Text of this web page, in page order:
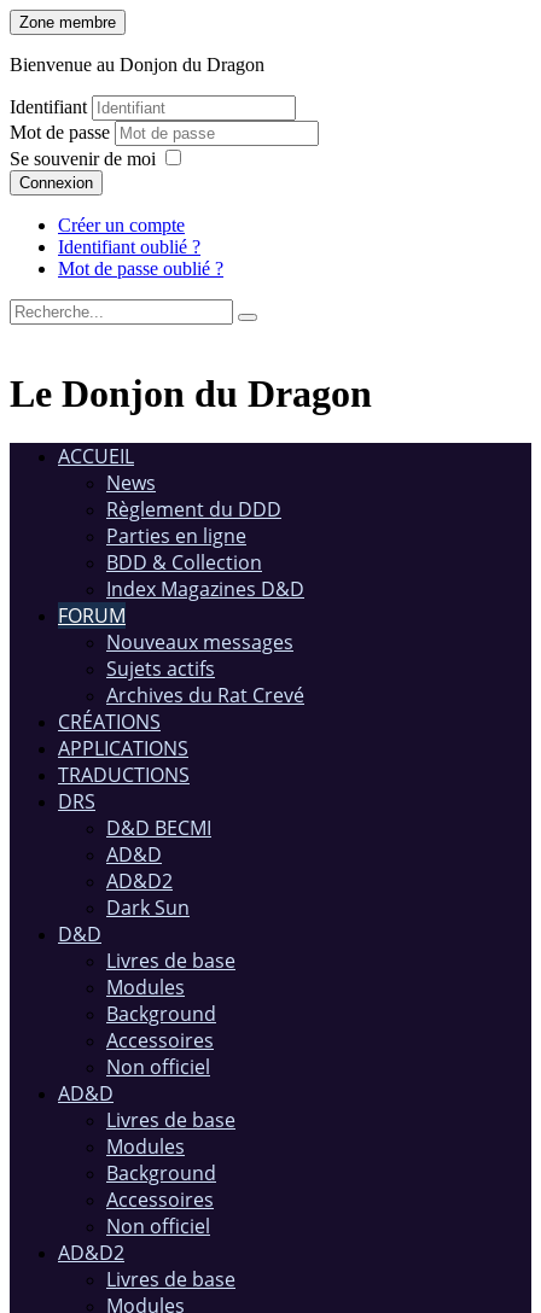
Zone membre
Bienvenue au Donjon du Dragon
Identifiant
Mot de passe
Se souvenir de moi
Connexion
Créer un compte
Identifiant oublié ?
Mot de passe oublié ?
Le Donjon du Dragon
ACCUEIL
News
Règlement du DDD
Parties en ligne
BDD & Collection
Index Magazines D&D
FORUM
Nouveaux messages
Sujets actifs
Archives du Rat Crevé
CRÉATIONS
APPLICATIONS
TRADUCTIONS
DRS
D&D BECMI
AD&D
AD&D2
Dark Sun
D&D
Livres de base
Modules
Background
Accessoires
Non officiel
AD&D
Livres de base
Modules
Background
Accessoires
Non officiel
AD&D2
Livres de base
Modules